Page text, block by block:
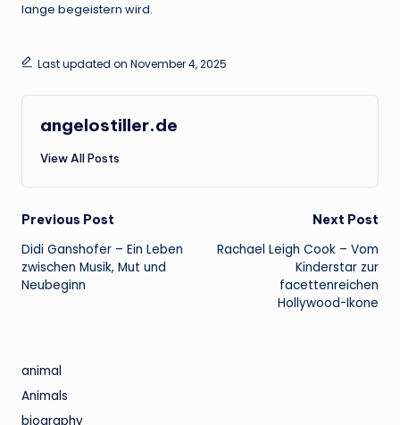
lange begeistern wird.
Last updated on November 4, 2025
angelostiller.de
View All Posts
Post
navigation
Previous Post
Didi Ganshofer – Ein Leben
zwischen Musik, Mut und
Neubeginn
Next Post
Rachael Leigh Cook – Vom
Kinderstar zur
facettenreichen
Hollywood-Ikone
animal
Animals
biography